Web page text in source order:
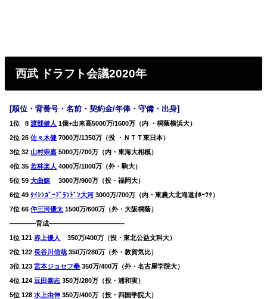
西武 ドラフト会議2020年
[順位・背番号・名前・契約金/年俸・守備・出身]
1位 08渡部健人 1億+出来高5000万/1600万（内 ・桐蔭横浜大）
2位 26佐々木健 7000万/1350万（投 ・ＮＴＴ東日本）
3位 32山村崇嘉 5000万/700万（内・東海大相模）
4位 35若林楽人 4000万/1000万（外・駒大）
5位 59大曲錬 3000万/900万（投・福岡大）
6位 49ﾀｲｼﾝｶﾞｰﾌﾞﾗﾝﾄﾞﾝ大河 3000万/700万（内・東農大北海道ｵﾎｰﾂｸ）
7位 66仲三河優太 1500万/600万（外・大阪桐蔭）
————育成———————————–
1位 121赤上優人
350万/400万（投・東北公益文科大）
2位 122長谷川信哉 350万/280万（外・敦賀気比）
3位 123宮本ジョセフ拳 350万/400万（外・名古屋学院大）
4位 124豆田泰志 350万/280万（投・浦和実）
5位 128水上由伸 350万/400万（投・四国学院大）